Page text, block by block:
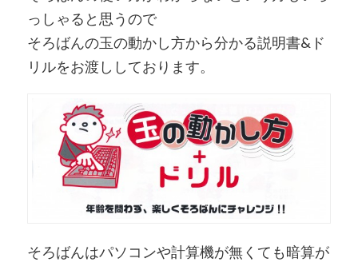
っしゃると思うので
そろばんの玉の動かし方から分かる説明書&ド
リルをお渡ししております。
そろばんはパソコンや計算機が無くても暗算が